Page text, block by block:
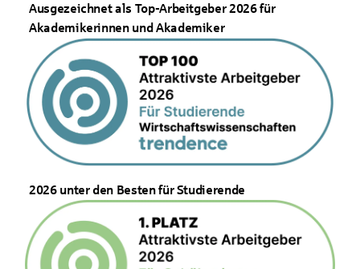
Ausgezeichnet als Top-Arbeitgeber 2026 für
Akademikerinnen und Akademiker
2026 unter den Besten für Studierende